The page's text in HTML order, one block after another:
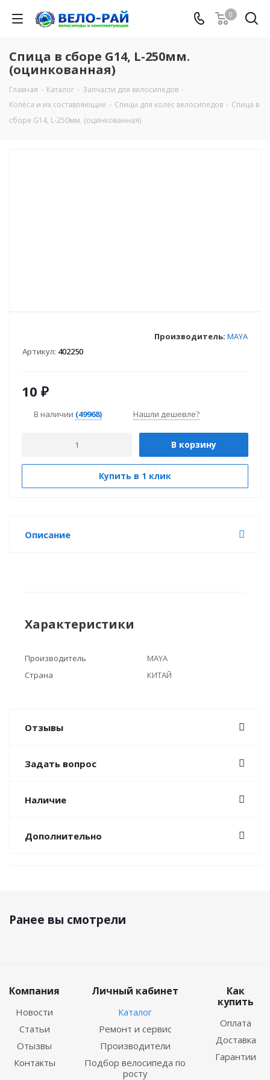
0
Спица в сборе G14, L-250мм.
(оцинкованная)
Главная - Каталог - Запчасти для велосипедов -
Колёса и их составляющие - Спицы для колес велосипедов - Спица в
сборе G14, L-250мм. (оцинкованная)
Артикул: 402250
Производитель: MAYA
10 ₽
В наличии (49968) Нашли дешевле?
В корзину
Купить в 1 клик
Описание
Характеристики
Производитель
MAYA
Страна
КИТАЙ
Отзывы
Задать вопрос
Наличие
Дополнительно
Ранее вы смотрели
Компания
Новости
Статьи
Отызвы
Контакты
Личный кабинет
Каталог
Ремонт и сервис
Производители
Подбор велосипеда по
росту
Как
купить
Оплата
Доставка
Гарантии